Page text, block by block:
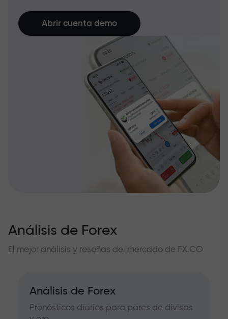
Abrir cuenta demo
Análisis de Forex
El mejor análisis y reseñas del mercado de FX.CO
Análisis de Forex
Pronósticos diarios para pares de divisas